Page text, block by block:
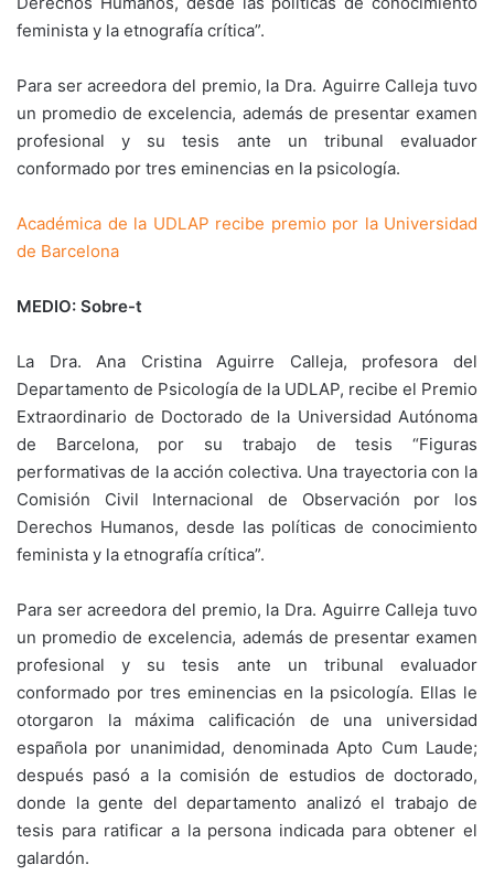
feminista y la etnografía crítica”.
Para ser acreedora del premio, la Dra. Aguirre Calleja tuvo
un promedio de excelencia, además de presentar examen
profesional y su tesis ante un tribunal evaluador
conformado por tres eminencias en la psicología.
Académica de la UDLAP recibe premio por la Universidad
de Barcelona
MEDIO: Sobre-t
La Dra. Ana Cristina Aguirre Calleja, profesora del
Departamento de Psicología de la UDLAP, recibe el Premio
Extraordinario de Doctorado de la Universidad Autónoma
de Barcelona, por su trabajo de tesis “Figuras
performativas de la acción colectiva. Una trayectoria con la
Comisión Civil Internacional de Observación por los
Derechos Humanos, desde las políticas de conocimiento
feminista y la etnografía crítica”.
Para ser acreedora del premio, la Dra. Aguirre Calleja tuvo
un promedio de excelencia, además de presentar examen
profesional y su tesis ante un tribunal evaluador
conformado por tres eminencias en la psicología. Ellas le
otorgaron la máxima calificación de una universidad
española por unanimidad, denominada Apto Cum Laude;
después pasó a la comisión de estudios de doctorado,
donde la gente del departamento analizó el trabajo de
tesis para ratificar a la persona indicada para obtener el
galardón.